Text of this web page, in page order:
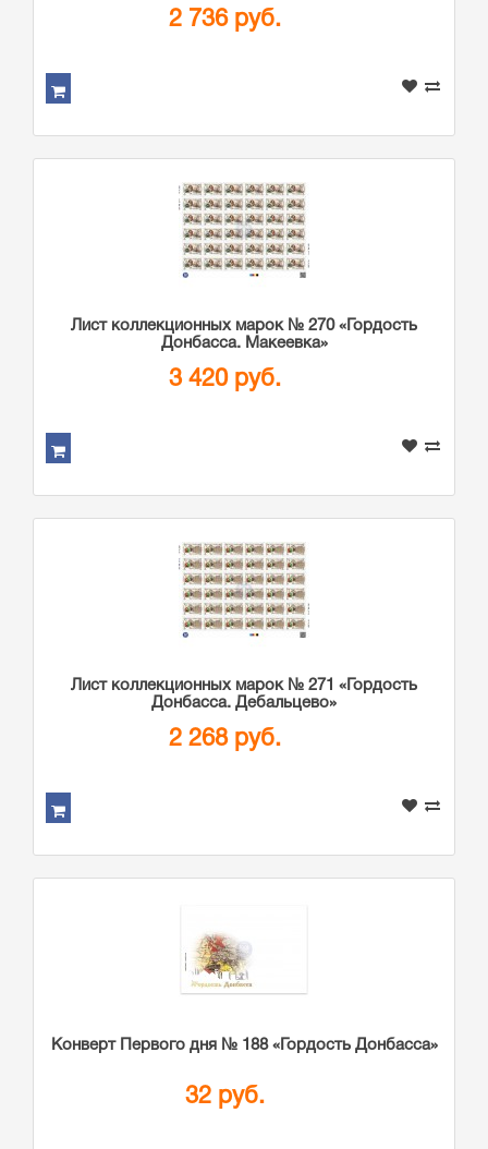
2 736 руб.
Лист коллекционных марок № 270 «Гордость
Донбасса. Макеевка»
3 420 руб.
Лист коллекционных марок № 271 «Гордость
Донбасса. Дебальцево»
2 268 руб.
Конверт Первого дня № 188 «Гордость Донбасса»
32 руб.